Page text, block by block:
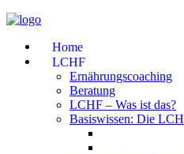
Home
LCHF
Ernährungscoaching
Beratung
LCHF – Was ist das?
Basiswissen: Die